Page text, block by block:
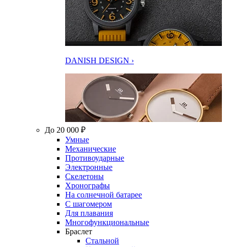
DANISH DESIGN ›
До 20 000 ₽
Умные
Механические
Противоударные
Электронные
Скелетоны
Хронографы
На солнечной батарее
С шагомером
Для плавания
Многофункциональные
Браслет
Стальной